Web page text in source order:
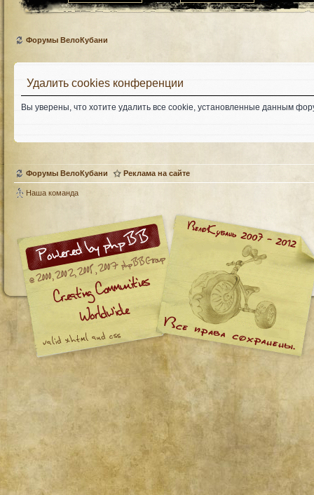
Форумы ВелоКубани
Удалить cookies конференции
Вы уверены, что хотите удалить все cookie, установленные данным
Форумы ВелоКубани Реклама на сайте
Наша команда